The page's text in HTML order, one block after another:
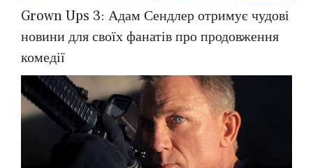
Grown Ups 3: Адам Сендлер отримує чудові
новини для своїх фанатів про продовження
комедії